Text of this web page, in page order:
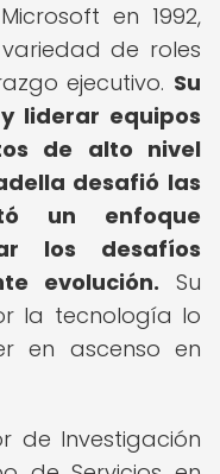
en 1992,
de roles
ejecutivo. Su
liderar equipos
de alto nivel
desafió las
un enfoque
los desafíos
evolución. Su
la tecnología lo
en ascenso en
de Investigación